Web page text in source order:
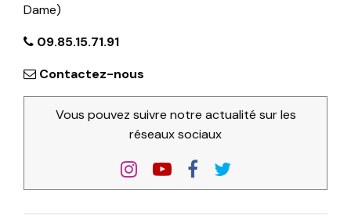
Dame)
09.85.15.71.91
Contactez-nous
Vous pouvez suivre notre actualité sur les
réseaux sociaux